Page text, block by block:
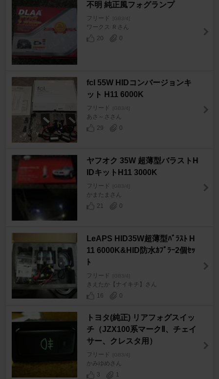
不明 純正風フォグランプ
フリード [GB3/4]
ワークス Ｒさん
20
0
fcl 55W HIDコンバージョンキ
ット H11 6000K
フリード [GB3/4]
あさ～ささん
29
0
ヤフオク 35W 超薄型バラストH
IDキットH11 3000K
フリード [GB3/4]
かまたまさん
21
0
LeAPS HID35W超薄型ﾊﾞﾗｽﾄ H
11 6000K&HID防水ｶﾌﾟﾗｰ2個ｾｯ
ﾄ
フリード [GB3/4]
きえたか【ナイキチ】さん
16
0
トヨタ(純正) リアフォグスイッ
チ（JZX100系マークⅡ、チェイ
サー、クレスタ用）
フリード [GB3/4]
かみゆめさん
3
1